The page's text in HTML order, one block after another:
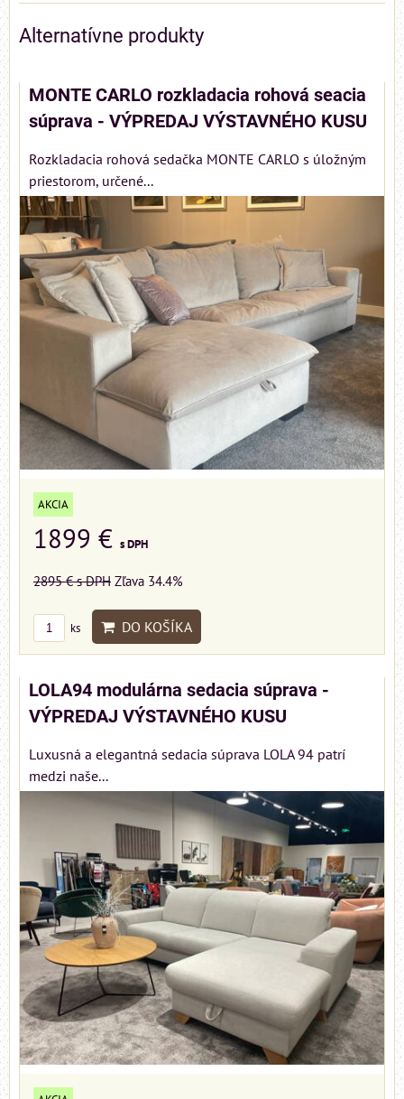
Alternatívne produkty
MONTE CARLO rozkladacia rohová seacia
súprava - VÝPREDAJ VÝSTAVNÉHO KUSU
Rozkladacia rohová sedačka MONTE CARLO s úložným
priestorom, určené...
AKCIA
1899 € s DPH
2895 €s DPH Zľava 34.4%
ks DO KOŠÍKA
LOLA94 modulárna sedacia súprava -
VÝPREDAJ VÝSTAVNÉHO KUSU
Luxusná a elegantná sedacia súprava LOLA 94 patrí
medzi naše...